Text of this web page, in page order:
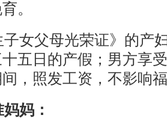
。
女父母光荣证》的产
五日的产假；男方享
，照发工资，不影响
妈：